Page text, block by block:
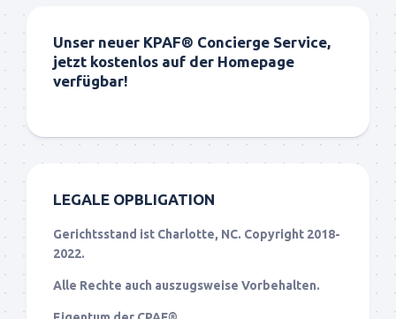
Unser neuer KPAF® Concierge Service,
jetzt kostenlos auf der Homepage
verfügbar!
LEGALE OPBLIGATION
Gerichtsstand ist Charlotte, NC. Copyright 2018-
2022.
Alle Rechte auch auszugsweise Vorbehalten.